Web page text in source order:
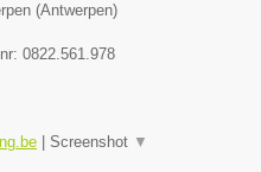
(Antwerpen)
0822.561.978
Screenshot ▼